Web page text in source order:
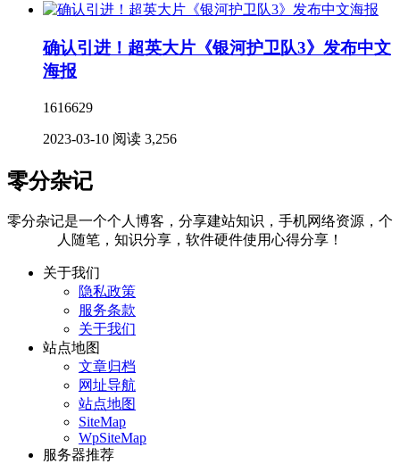
确认引进！超英大片《银河护卫队3》发布中文
海报
1616629
2023-03-10 阅读 3,256
零分杂记
零分杂记是一个个人博客，分享建站知识，手机网络资源，个
人随笔，知识分享，软件硬件使用心得分享！
关于我们
隐私政策
服务条款
关于我们
站点地图
文章归档
网址导航
站点地图
SiteMap
WpSiteMap
服务器推荐